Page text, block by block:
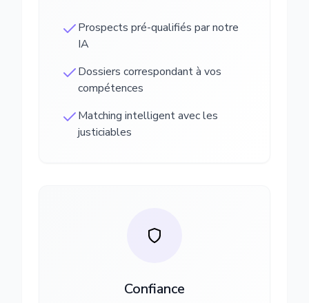
Prospects pré-qualifiés par notre
IA
Dossiers correspondant à vos
compétences
Matching intelligent avec les
justiciables
Confiance